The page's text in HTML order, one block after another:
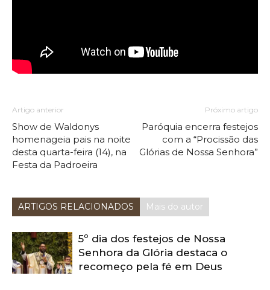
Artigo anterior
Show de Waldonys
homenageia pais na noite
desta quarta-feira (14), na
Festa da Padroeira
Próximo artigo
Paróquia encerra festejos
com a “Procissão das
Glórias de Nossa Senhora”
ARTIGOS RELACIONADOS Mais do autor
5º dia dos festejos de Nossa
Senhora da Glória destaca o
recomeço pela fé em Deus